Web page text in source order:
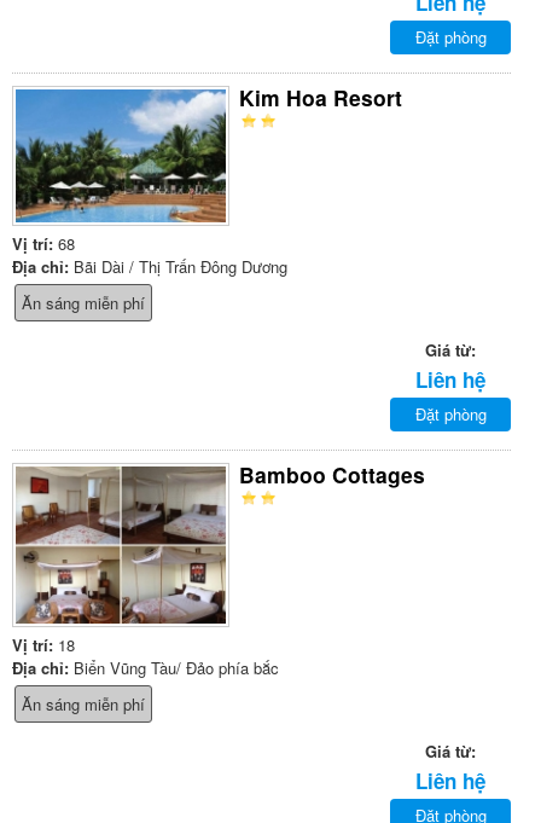
Đặt phòng
Kim Hoa Resort
Vị trí: 68
Địa chỉ: Bãi Dài / Thị Trấn Đông Dương
Ăn sáng miễn phí
Giá từ:
Liên hệ
Đặt phòng
Bamboo Cottages
Vị trí: 18
Địa chỉ: Biển Vũng Tàu/ Đảo phía bắc
Ăn sáng miễn phí
Giá từ:
Liên hệ
Đặt phòng